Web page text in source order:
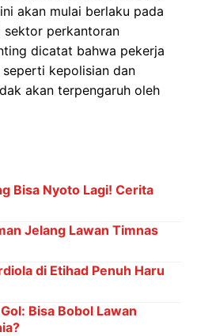
akan mulai berlaku pada
sektor perkantoran
dicatat bahwa pekerja
kepolisian dan
akan terpengaruh oleh
Bisa Nyoto Lagi! Cerita
Jelang Lawan Timnas
di Etihad Penuh Haru
Bisa Bobol Lawan